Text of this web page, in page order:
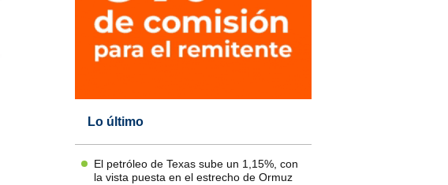
Lo último
El petróleo de Texas sube un 1,15%, con
la vista puesta en el estrecho de Ormuz